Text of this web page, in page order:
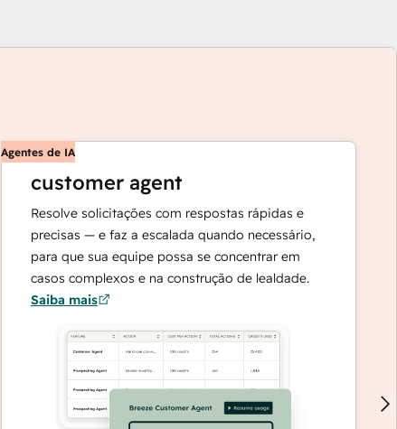
Agentes de IA
customer agent
Resolve solicitações com respostas rápidas e
precisas — e faz a escalada quando necessário,
para que sua equipe possa se concentrar em
casos complexos e na construção de lealdade.
Saiba mais